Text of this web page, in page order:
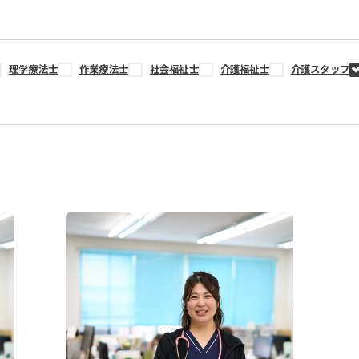
理学療法士 作業療法士 社会福祉士 介護福祉士 介護スタッフ